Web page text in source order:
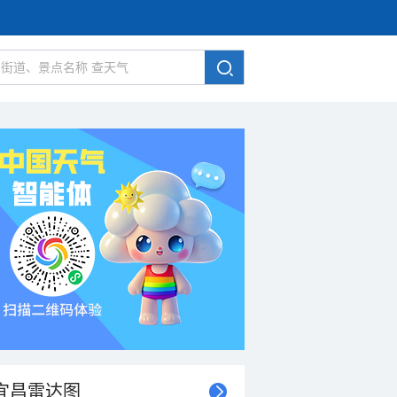
昌雷达图